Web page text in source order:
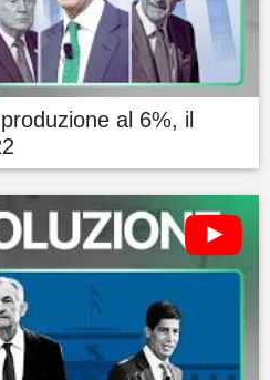
al 6%, il